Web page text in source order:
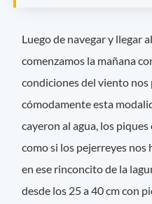
Luego de navegar y llegar
comenzamos la mañana
condiciones del viento
cómodamente esta
cayeron al agua, los
como si los pejerreyes
en ese rinconcito de la
desde los 25 a 40 cm con